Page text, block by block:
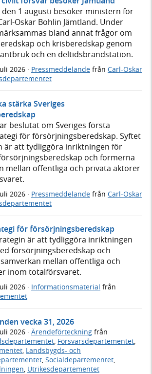
den 1 augusti besöker ministern för
Oskar Bohlin Jämtland. Under
bland annat frågor om
och krisberedskap genom
och en deltidsbrandstation.
2026 · Pressmeddelande från Carl-Oskar
stärka Sveriges
beslutat om Sveriges första
för försörjningsberedskap. Syftet
är att tydliggöra inriktningen för
och formerna
mellan offentliga och privata aktörer
2026 · Pressmeddelande från Carl-Oskar
för försörjningsberedskap
är att tydliggöra inriktningen
försörjningsberedskap och
mellan offentliga och
inom totalförsvaret.
2026 · Informationsmaterial från
vecka 31, 2026
2026 · Ärendeförteckning från
Försvarsdepartementet
Landsbygds- och
Socialdepartementet
Utrikesdepartementet